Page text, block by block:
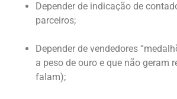
Depender de indicação de
parceiros;
Depender de vendedores
a peso de ouro e que não geram
falam);